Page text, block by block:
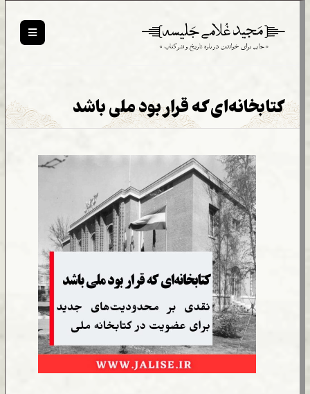
کتابخانه‌ای که قرار بود ملی باشد